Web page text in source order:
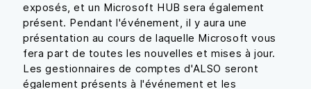
exposés, et un Microsoft HUB sera également
présent. Pendant l'événement, il y aura une
présentation au cours de laquelle Microsoft vous
fera part de toutes les nouvelles et mises à jour.
Les gestionnaires de comptes d'ALSO seront
également présents à l'événement et les